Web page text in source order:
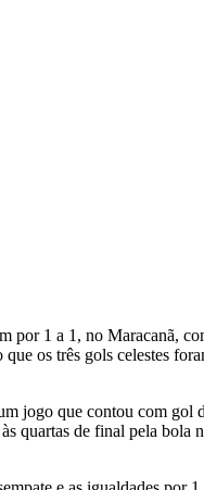
1 a 1, no Maracanã,
os três gols celestes
jogo que contou com
quartas de final pela bola